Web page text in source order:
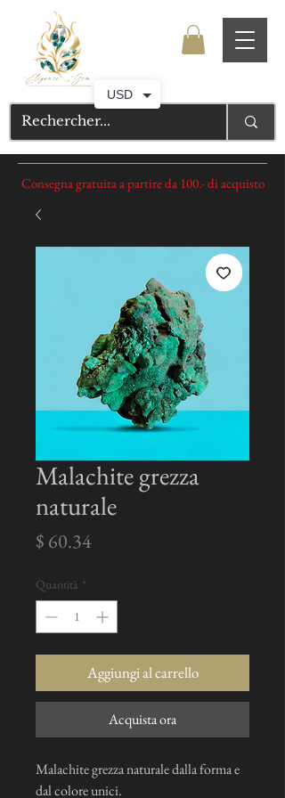
Consegna gratuita a partire da 100.- di acquisto
Malachite grezza
naturale
$ 60.34Prezzo
Quantità *
Aggiungi al carrello
Acquista ora
Malachite grezza naturale dalla forma e
dal colore unici.
USD